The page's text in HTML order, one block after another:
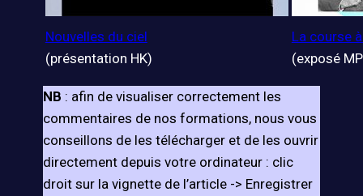
Nouvelles du ciel
(présentation HK)
La course
(exposé
NB : afin de visualiser correctement les
commentaires de nos formations, nous vous
conseillons de les télécharger et de les ouvrir
directement depuis votre ordinateur : clic
droit sur la vignette de l’article -> Enregistrer